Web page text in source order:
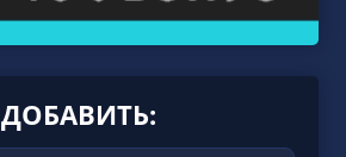
ДОБАВИТЬ: